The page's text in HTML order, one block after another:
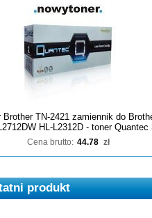
Brother TN-2421 zamiennik do
HL-L2312D - toner Quantec
Cena brutto: 44.78 zł
produkt